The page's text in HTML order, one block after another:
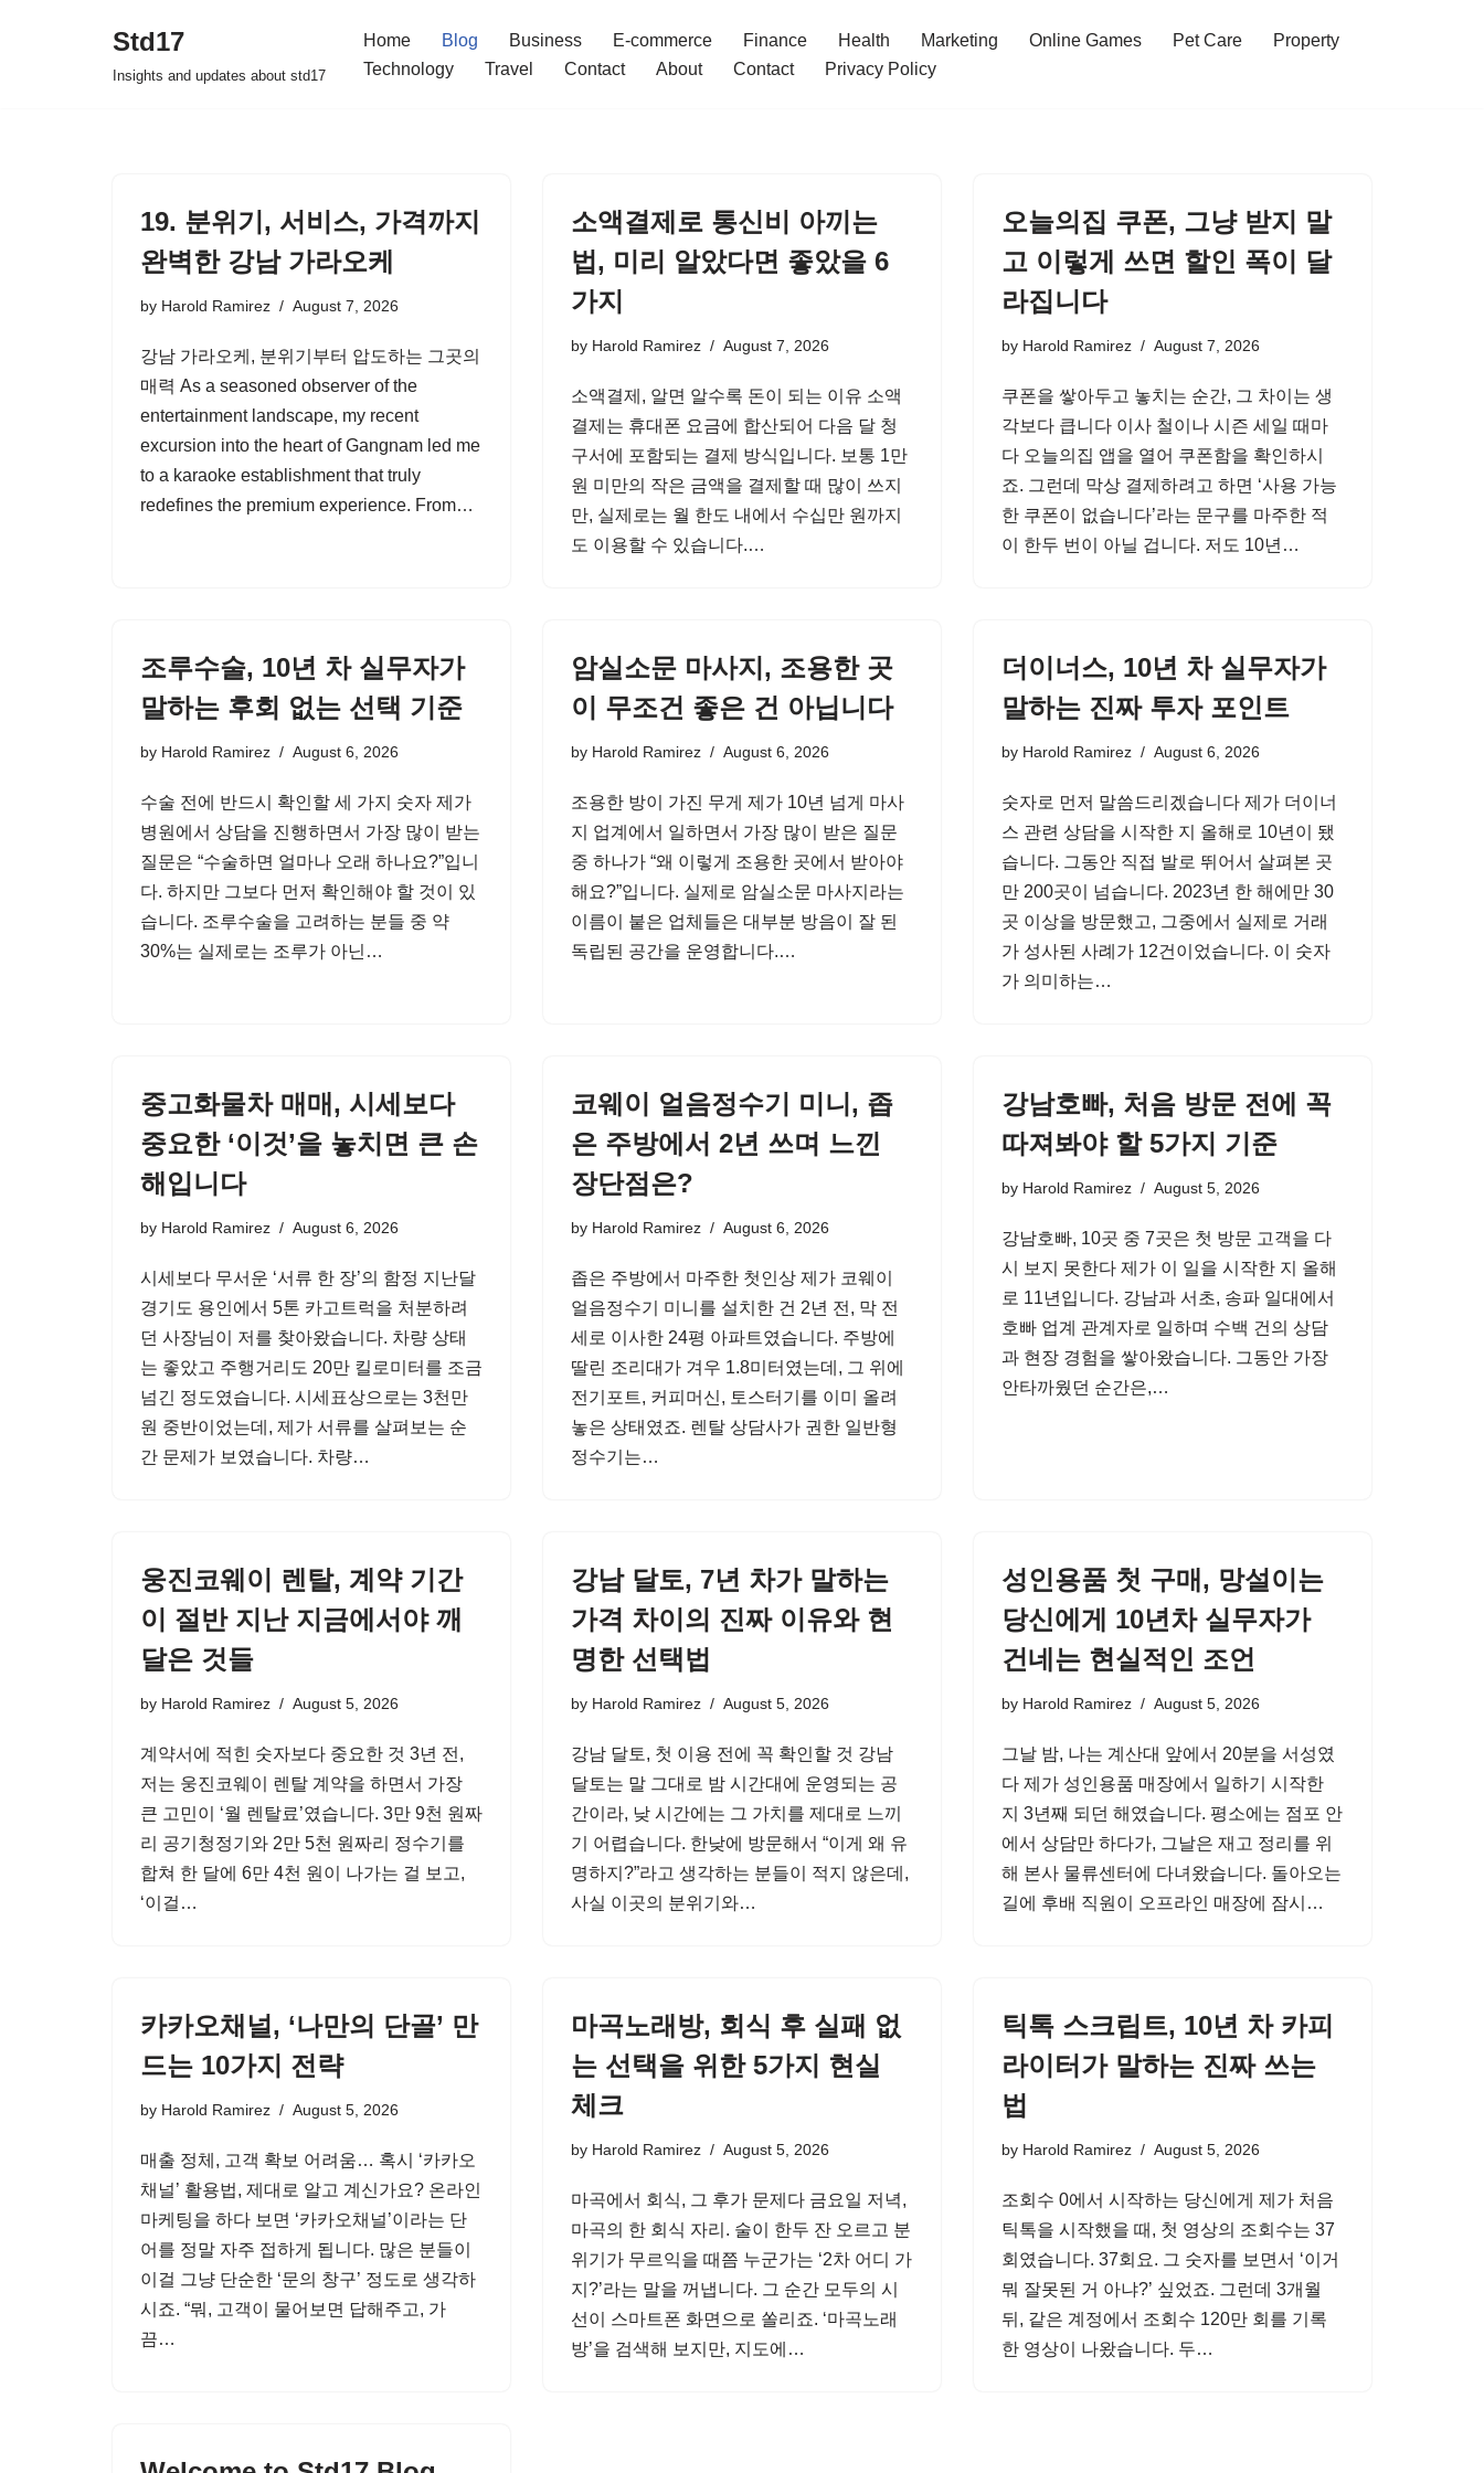
Std17
Insights and updates about std17
Home Blog Business E-commerce Finance Health Marketing Online Games Pet Care
Property
Technology
Travel Contact About Contact Privacy Policy
19. 분위기, 서비스, 가격까지
완벽한 강남 가라오케
by Harold Ramirez August 7, 2026
강남 가라오케, 분위기부터 압도하는 그곳의
매력 As a seasoned observer of the
entertainment landscape, my recent
excursion into the heart of Gangnam led me
to a karaoke establishment that truly
redefines the premium experience. From…
소액결제로 통신비 아끼는
법, 미리 알았다면 좋았을 6
가지
by Harold Ramirez August 7, 2026
소액결제, 알면 알수록 돈이 되는 이유 소액
결제는 휴대폰 요금에 합산되어 다음 달 청
구서에 포함되는 결제 방식입니다. 보통 1만
원 미만의 작은 금액을 결제할 때 많이 쓰지
만, 실제로는 월 한도 내에서 수십만 원까지
도 이용할 수 있습니다.…
오늘의집 쿠폰, 그냥 받지 말
고 이렇게 쓰면 할인 폭이 달
라집니다
by Harold Ramirez August 7, 2026
쿠폰을 쌓아두고 놓치는 순간, 그 차이는 생
각보다 큽니다 이사 철이나 시즌 세일 때마
다 오늘의집 앱을 열어 쿠폰함을 확인하시
죠. 그런데 막상 결제하려고 하면 ‘사용 가능
한 쿠폰이 없습니다’라는 문구를 마주한 적
이 한두 번이 아닐 겁니다. 저도 10년…
조루수술, 10년 차 실무자가
말하는 후회 없는 선택 기준
by Harold Ramirez August 6, 2026
수술 전에 반드시 확인할 세 가지 숫자 제가
병원에서 상담을 진행하면서 가장 많이 받는
질문은 “수술하면 얼마나 오래 하나요?”입니
다. 하지만 그보다 먼저 확인해야 할 것이 있
습니다. 조루수술을 고려하는 분들 중 약
30%는 실제로는 조루가 아닌…
암실소문 마사지, 조용한 곳
이 무조건 좋은 건 아닙니다
by Harold Ramirez August 6, 2026
조용한 방이 가진 무게 제가 10년 넘게 마사
지 업계에서 일하면서 가장 많이 받은 질문
중 하나가 “왜 이렇게 조용한 곳에서 받아야
해요?”입니다. 실제로 암실소문 마사지라는
이름이 붙은 업체들은 대부분 방음이 잘 된
독립된 공간을 운영합니다.…
더이너스, 10년 차 실무자가
말하는 진짜 투자 포인트
by Harold Ramirez August 6, 2026
숫자로 먼저 말씀드리겠습니다 제가 더이너
스 관련 상담을 시작한 지 올해로 10년이 됐
습니다. 그동안 직접 발로 뛰어서 살펴본 곳
만 200곳이 넘습니다. 2023년 한 해에만 30
곳 이상을 방문했고, 그중에서 실제로 거래
가 성사된 사례가 12건이었습니다. 이 숫자
가 의미하는…
중고화물차 매매, 시세보다
중요한 ‘이것’을 놓치면 큰 손
해입니다
by Harold Ramirez August 6, 2026
시세보다 무서운 ‘서류 한 장’의 함정 지난달
경기도 용인에서 5톤 카고트럭을 처분하려
던 사장님이 저를 찾아왔습니다. 차량 상태
는 좋았고 주행거리도 20만 킬로미터를 조금
넘긴 정도였습니다. 시세표상으로는 3천만
원 중반이었는데, 제가 서류를 살펴보는 순
간 문제가 보였습니다. 차량…
코웨이 얼음정수기 미니, 좁
은 주방에서 2년 쓰며 느낀
장단점은?
by Harold Ramirez August 6, 2026
좁은 주방에서 마주한 첫인상 제가 코웨이
얼음정수기 미니를 설치한 건 2년 전, 막 전
세로 이사한 24평 아파트였습니다. 주방에
딸린 조리대가 겨우 1.8미터였는데, 그 위에
전기포트, 커피머신, 토스터기를 이미 올려
놓은 상태였죠. 렌탈 상담사가 권한 일반형
정수기는…
강남호빠, 처음 방문 전에 꼭
따져봐야 할 5가지 기준
by Harold Ramirez August 5, 2026
강남호빠, 10곳 중 7곳은 첫 방문 고객을 다
시 보지 못한다 제가 이 일을 시작한 지 올해
로 11년입니다. 강남과 서초, 송파 일대에서
호빠 업계 관계자로 일하며 수백 건의 상담
과 현장 경험을 쌓아왔습니다. 그동안 가장
안타까웠던 순간은,…
웅진코웨이 렌탈, 계약 기간
이 절반 지난 지금에서야 깨
달은 것들
by Harold Ramirez August 5, 2026
계약서에 적힌 숫자보다 중요한 것 3년 전,
저는 웅진코웨이 렌탈 계약을 하면서 가장
큰 고민이 ‘월 렌탈료’였습니다. 3만 9천 원짜
리 공기청정기와 2만 5천 원짜리 정수기를
합쳐 한 달에 6만 4천 원이 나가는 걸 보고,
‘이걸…
강남 달토, 7년 차가 말하는
가격 차이의 진짜 이유와 현
명한 선택법
by Harold Ramirez August 5, 2026
강남 달토, 첫 이용 전에 꼭 확인할 것 강남
달토는 말 그대로 밤 시간대에 운영되는 공
간이라, 낮 시간에는 그 가치를 제대로 느끼
기 어렵습니다. 한낮에 방문해서 “이게 왜 유
명하지?”라고 생각하는 분들이 적지 않은데,
사실 이곳의 분위기와…
성인용품 첫 구매, 망설이는
당신에게 10년차 실무자가
건네는 현실적인 조언
by Harold Ramirez August 5, 2026
그날 밤, 나는 계산대 앞에서 20분을 서성였
다 제가 성인용품 매장에서 일하기 시작한
지 3년째 되던 해였습니다. 평소에는 점포 안
에서 상담만 하다가, 그날은 재고 정리를 위
해 본사 물류센터에 다녀왔습니다. 돌아오는
길에 후배 직원이 오프라인 매장에 잠시…
카카오채널, ‘나만의 단골’ 만
드는 10가지 전략
by Harold Ramirez August 5, 2026
매출 정체, 고객 확보 어려움… 혹시 ‘카카오
채널’ 활용법, 제대로 알고 계신가요? 온라인
마케팅을 하다 보면 ‘카카오채널’이라는 단
어를 정말 자주 접하게 됩니다. 많은 분들이
이걸 그냥 단순한 ‘문의 창구’ 정도로 생각하
시죠. “뭐, 고객이 물어보면 답해주고, 가
끔…
마곡노래방, 회식 후 실패 없
는 선택을 위한 5가지 현실
체크
by Harold Ramirez August 5, 2026
마곡에서 회식, 그 후가 문제다 금요일 저녁,
마곡의 한 회식 자리. 술이 한두 잔 오르고 분
위기가 무르익을 때쯤 누군가는 ‘2차 어디 가
지?’라는 말을 꺼냅니다. 그 순간 모두의 시
선이 스마트폰 화면으로 쏠리죠. ‘마곡노래
방’을 검색해 보지만, 지도에…
틱톡 스크립트, 10년 차 카피
라이터가 말하는 진짜 쓰는
법
by Harold Ramirez August 5, 2026
조회수 0에서 시작하는 당신에게 제가 처음
틱톡을 시작했을 때, 첫 영상의 조회수는 37
회였습니다. 37회요. 그 숫자를 보면서 ‘이거
뭐 잘못된 거 아냐?’ 싶었죠. 그런데 3개월
뒤, 같은 계정에서 조회수 120만 회를 기록
한 영상이 나왔습니다. 두…